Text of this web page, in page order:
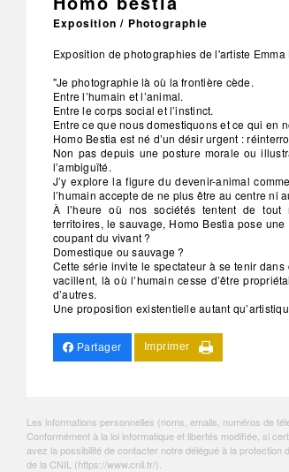
Exposition / Photographie
Exposition de photographies de l'artiste Emma
"Je photographie là où la frontière cède.
Entre l’humain et l’animal.
Entre le corps social et l’instinct.
Entre ce que nous domestiquons et ce qui en
Homo Bestia est né d’un désir urgent :
Non pas depuis une posture morale ou
l’ambiguïté.
J’y explore la figure du devenir-animal
l’humain accepte de ne plus être au centre ni
À l’heure où nos sociétés tentent de tout
territoires, le sauvage, Homo Bestia pose
coupant du vivant ?
Domestique ou sauvage ?
Cette série invite le spectateur à se tenir
vacillent, là où l’humain cesse d’être
d’autres.
Une proposition existentielle autant
Partager Imprimer
Les informations personnelles (noms, emails, numéros de
Conformément à la loi informatique et libertés modifiée, si
avez la possibilité de contacter notre délégué à la
de la CNIL (https://www.cnil.fr/).